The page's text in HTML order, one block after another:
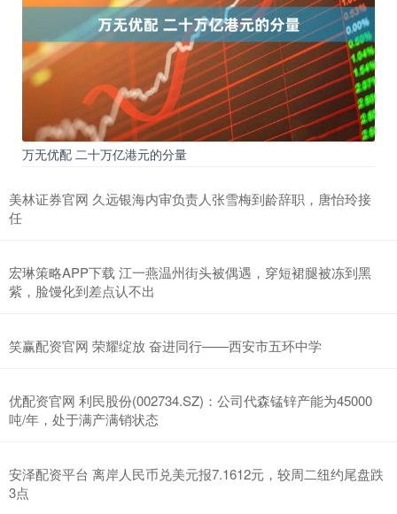
万无优配 二十万亿港元的分量
美林证券官网 久远银海内审负责人张雪梅到龄辞职，唐怡玲接
任
宏琳策略APP下载 江一燕温州街头被偶遇，穿短裙腿被冻到黑
紫，脸馒化到差点认不出
笑赢配资官网 荣耀绽放 奋进同行——西安市五环中学
优配资官网 利民股份(002734.SZ)：公司代森锰锌产能为45000
吨/年，处于满产满销状态
安泽配资平台 离岸人民币兑美元报7.1612元，较周二纽约尾盘跌
3点